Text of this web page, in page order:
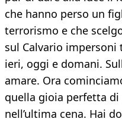
che hanno perso un
terrorismo e che
sul Calvario
ieri, oggi e domani.
amare. Ora
quella gioia perfetta
nell’ultima cena. Hai